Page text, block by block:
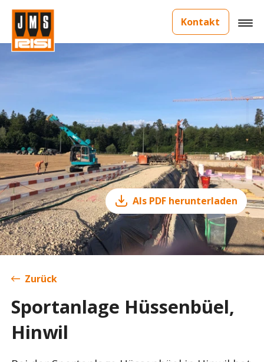
Kontakt
Als PDF herunterladen
Zurück
Sportanlage Hüssenbüel,
Hinwil